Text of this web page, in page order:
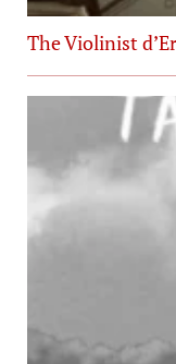
The Violinist